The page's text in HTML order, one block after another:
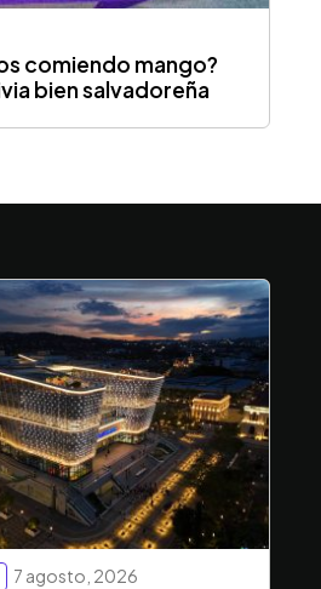
comiendo mango?
bien salvadoreña
7 agosto, 2026